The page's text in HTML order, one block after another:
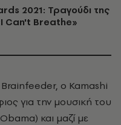
2021: Τραγούδι της
Can't Breathe»
o Kamashi
για την μουσική του
και μαζί με